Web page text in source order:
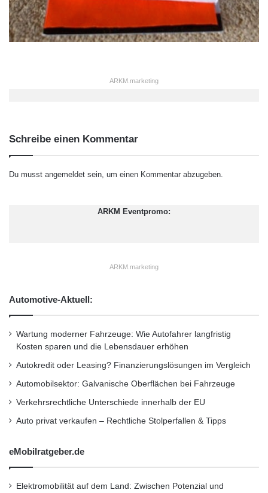
ARKM.marketing
Schreibe einen Kommentar
Du musst angemeldet sein, um einen Kommentar abzugeben.
ARKM Eventpromo:
ARKM.marketing
Automotive-Aktuell:
Wartung moderner Fahrzeuge: Wie Autofahrer langfristig
Kosten sparen und die Lebensdauer erhöhen
Autokredit oder Leasing? Finanzierungslösungen im Vergleich
Automobilsektor: Galvanische Oberflächen bei Fahrzeuge
Verkehrsrechtliche Unterschiede innerhalb der EU
Auto privat verkaufen – Rechtliche Stolperfallen & Tipps
eMobilratgeber.de
Elektromobilität auf dem Land: Zwischen Potenzial und